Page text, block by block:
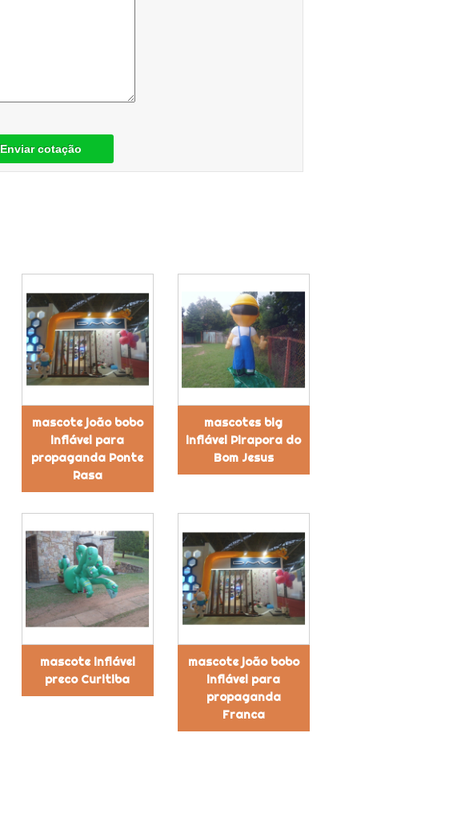
Enviar cotação
mascote joão bobo
inflável para
propaganda Ponte
Rasa
mascotes big
inflável Pirapora do
Bom Jesus
mascote inflável
preco Curitiba
mascote joão bobo
inflável para
propaganda
Franca